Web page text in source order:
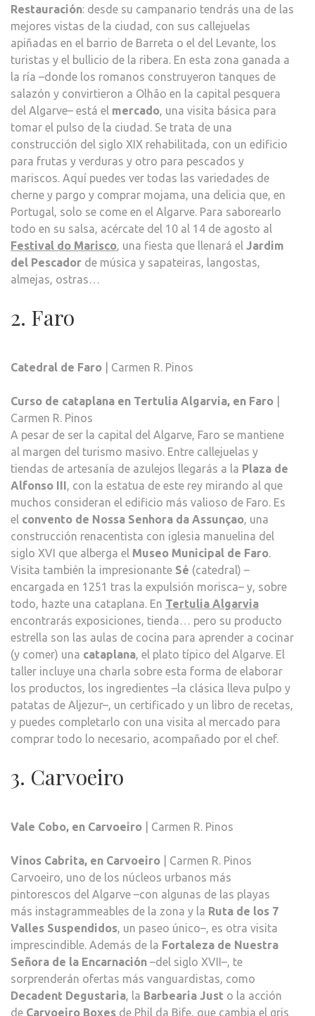
Restauración: desde su campanario tendrás una de las
mejores vistas de la ciudad, con sus callejuelas
apiñadas en el barrio de Barreta o el del Levante, los
turistas y el bullicio de la ribera. En esta zona ganada a
la ría –donde los romanos construyeron tanques de
salazón y convirtieron a Olhão en la capital pesquera
del Algarve– está el mercado, una visita básica para
tomar el pulso de la ciudad. Se trata de una
construcción del siglo XIX rehabilitada, con un edificio
para frutas y verduras y otro para pescados y
mariscos. Aquí puedes ver todas las variedades de
cherne y pargo y comprar mojama, una delicia que, en
Portugal, solo se come en el Algarve. Para saborearlo
todo en su salsa, acércate del 10 al 14 de agosto al
Festival do Marisco, una fiesta que llenará el Jardim
del Pescador de música y sapateiras, langostas,
almejas, ostras…
2. Faro
Catedral de Faro | Carmen R. Pinos
Curso de cataplana en Tertulia Algarvia, en Faro
Carmen R. Pinos
A pesar de ser la capital del Algarve, Faro se mantiene
al margen del turismo masivo. Entre callejuelas y
tiendas de artesanía de azulejos llegarás a la Plaza de
Alfonso III, con la estatua de este rey mirando al que
muchos consideran el edificio más valioso de Faro. Es
el convento de Nossa Senhora da Assunçao, una
construcción renacentista con iglesia manuelina del
siglo XVI que alberga el Museo Municipal de Faro.
Visita también la impresionante Sé (catedral) –
encargada en 1251 tras la expulsión morisca– y, sobre
todo, hazte una cataplana. En Tertulia Algarvia
encontrarás exposiciones, tienda… pero su producto
estrella son las aulas de cocina para aprender a cocinar
(y comer) una cataplana, el plato típico del Algarve. El
taller incluye una charla sobre esta forma de elaborar
los productos, los ingredientes –la clásica lleva pulpo y
patatas de Aljezur–, un certificado y un libro de recetas,
y puedes completarlo con una visita al mercado para
comprar todo lo necesario, acompañado por el chef.
3. Carvoeiro
Vale Cobo, en Carvoeiro | Carmen R. Pinos
Vinos Cabrita, en Carvoeiro | Carmen R. Pinos
Carvoeiro, uno de los núcleos urbanos más
pintorescos del Algarve –con algunas de las playas
más instagrammeables de la zona y la Ruta de los 7
Valles Suspendidos, un paseo único–, es otra visita
imprescindible. Además de la Fortaleza de Nuestra
Señora de la Encarnación –del siglo XVII–, te
sorprenderán ofertas más vanguardistas, como
Decadent Degustaria, la Barbearia Just o la acción
de Carvoeiro Boxes de Phil da Bife, que cambia el gris